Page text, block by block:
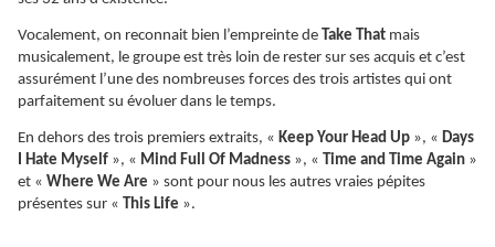
Vocalement, on reconnait bien l’empreinte de Take That mais
musicalement, le groupe est très loin de rester sur ses acquis et c’est
assurément l’une des nombreuses forces des trois artistes qui ont
parfaitement su évoluer dans le temps.
En dehors des trois premiers extraits, « Keep Your Head Up », « Days
I Hate Myself », « Mind Full Of Madness », « Time and Time Again »
et « Where We Are » sont pour nous les autres vraies pépites
présentes sur « This Life ».